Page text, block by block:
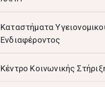
Καταστήματα
Ενδιαφέροντος
Κέντρο Κοινωνικής